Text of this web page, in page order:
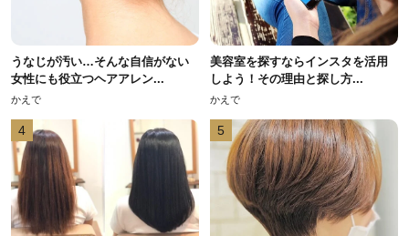
うなじが汚い…そんな自信がない
女性にも役立つヘアアレン...
かえで
美容室を探すならインスタを活用
しよう！その理由と探し方...
かえで
4 5